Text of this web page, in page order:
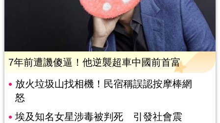
7年前遭譏傻逼！他逆襲超車中國前首富
放火垃圾山找相機！民宿稱誤認按摩棒網
怒
埃及知名女星涉毒被判死 引發社會震